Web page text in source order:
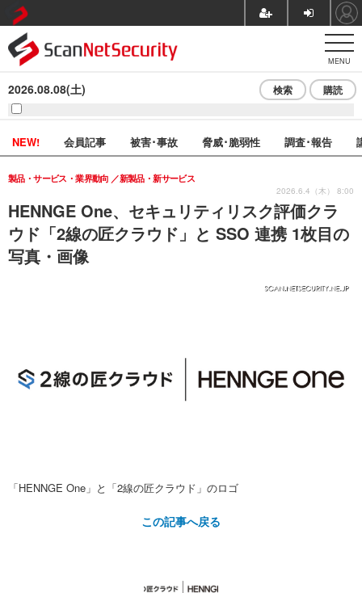
MENU
2026.08.08(土) 検索 購読
NEW! 会員記事 被害･事故 脅威･脆弱性 調査･報告
HENNGE One、セキュリティリスク評価クラ
ウド「2線の匠クラウド」と SSO 連携 1枚目の
写真・画像
製品・サービス・業界動向 新製品・新サービス
2026.6.4（木） 8:00
「HENNGE One」と「2線の匠クラウド」のロゴ
この記事へ戻る